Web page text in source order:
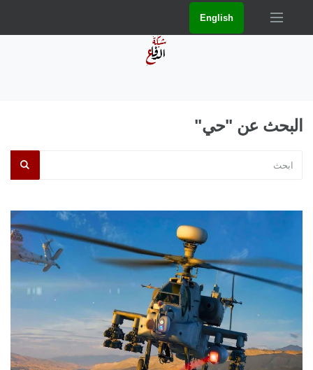
English
البحث عن "حي"